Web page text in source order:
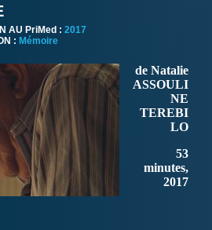
AU PriMed : 2017
: Mémoire
de Natalie
ASSOULI
NE
TEREBI
LO
53
minutes,
2017